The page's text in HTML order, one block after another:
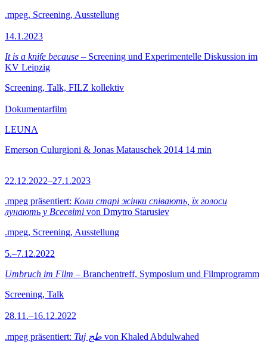
.mpeg, Screening, Ausstellung
14.1.2023
It is a knife because – Screening und Experimentelle Diskussion im
KV Leipzig
Screening, Talk, FILZ kollektiv
Dokumentarfilm
LEUNA
Emerson Culurgioni & Jonas Matauschek 2014 14 min
22.12.2022–27.1.2023
.mpeg präsentiert: Коли старі жінки співають, їх голоси
лунають у Всесвіті von Dmytro Starusiev
.mpeg, Screening, Ausstellung
5.–7.12.2022
Umbruch im Film – Branchentreff, Symposium und Filmprogramm
Screening, Talk
28.11.–16.12.2022
.mpeg präsentiert: Tuj طج von Khaled Abdulwahed